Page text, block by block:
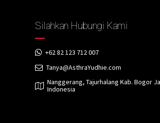
Silahkan Hubungi Kami
+62 82 123 712 007
Tanya@AsthraYudhie.com
Nanggerang, Tajurhalang Kab. Bogor
Indonesia